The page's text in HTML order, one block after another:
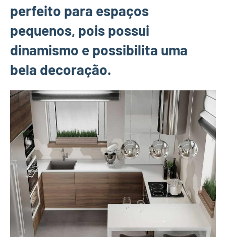
perfeito para espaços
pequenos, pois possui
dinamismo e possibilita uma
bela decoração.